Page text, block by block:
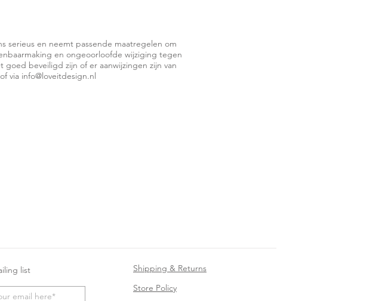
serieus en neemt passende maatregelen om
en ongeoorloofde wijziging tegen
beveiligd zijn of er aanwijzingen zijn van
via info@loveitdesign.nl
list
Shipping & Returns
Store Policy